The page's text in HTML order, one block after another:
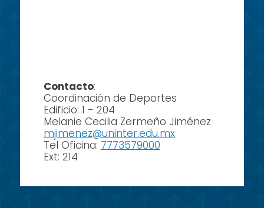
Contacto:
Coordinación de Deportes
Edificio: 1 - 204
Melanie Cecilia Zermeño Jiménez
mjimenez@uninter.edu.mx
Tel Oficina: 7773579000
Ext: 214